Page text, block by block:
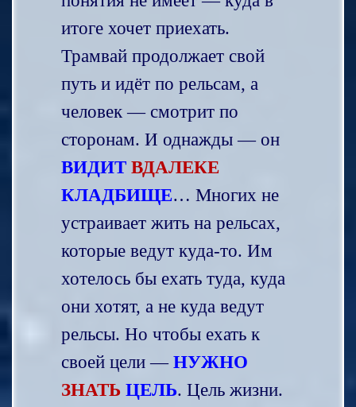
итоге хочет приехать.
Трамвай продолжает свой
путь и идёт по рельсам, а
человек — смотрит по
сторонам. И однажды — он
ВИДИТ ВДАЛЕКЕ
КЛАДБИЩЕ… Многих не
устраивает жить на рельсах,
которые ведут куда-то. Им
хотелось бы ехать туда, куда
они хотят, а не куда ведут
рельсы. Но чтобы ехать к
своей цели — НУЖНО
ЗНАТЬ ЦЕЛЬ. Цель жизни.